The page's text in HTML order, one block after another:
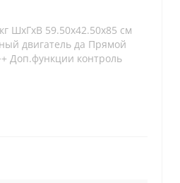
ШхГхВ 59.50х42.50х85 см
двигатель да Прямой
Доп.функции контроль